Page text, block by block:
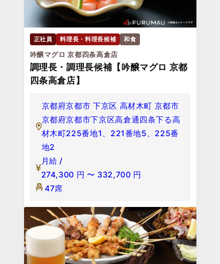
正社員 料理長・料理長候補 和食
吟醸マグロ 京都四条高倉店
調理長・調理長候補【吟醸マグロ 京都
四条高倉店】
京都府京都市 下京区 高材木町 京都市
京都府京都市下京区高倉通四条下る高
材木町225番地1、221番地5、225番
地2
月給 /
274,300 円 〜 332,700 円
47席